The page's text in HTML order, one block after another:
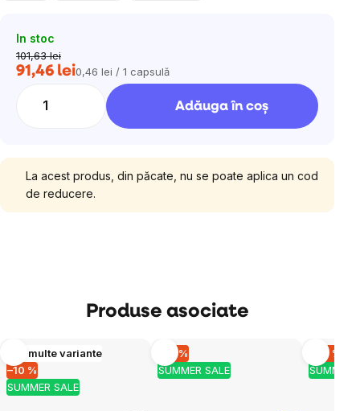
In stoc
101,63 lei
91,46 leiEvaluare
0,46 lei / 1 capsulă
Adăuga în coş
La acest produs, din păcate, nu se poate aplica un cod
de reducere.
Produse asociate
SUMMER SALE
–10 %
Mai multe variante
SUMMER SALE
–10 %
SUMMER
–40 %